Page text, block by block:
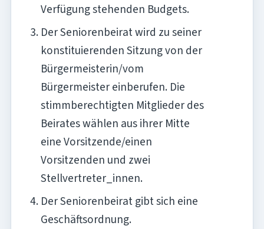
Verfügung stehenden Budgets.
Der Seniorenbeirat wird zu seiner
konstituierenden Sitzung von der
Bürgermeisterin/vom
Bürgermeister einberufen. Die
stimmberechtigten Mitglieder des
Beirates wählen aus ihrer Mitte
eine Vorsitzende/einen
Vorsitzenden und zwei
Stellvertreter_innen.
Der Seniorenbeirat gibt sich eine
Geschäftsordnung.